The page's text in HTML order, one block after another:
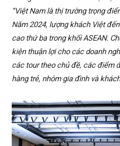
“Việt Nam là thị trường trọng
Năm 2024, lượng khách Việt
cao thứ ba trong khối ASEAN.
kiện thuận lợi cho các doanh
các tour theo chủ đề, các điểm
hàng trẻ, nhóm gia đình và